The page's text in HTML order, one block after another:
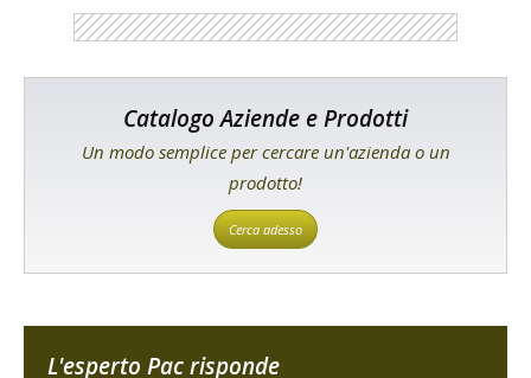
Catalogo Aziende e Prodotti
Un modo semplice per cercare un'azienda o un
prodotto!
Cerca adesso
L'esperto Pac risponde